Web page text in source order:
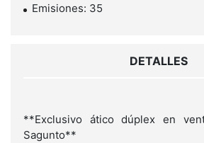
Emisiones: 35
DETALLES
**Exclusivo ático dúplex en
Sagunto**